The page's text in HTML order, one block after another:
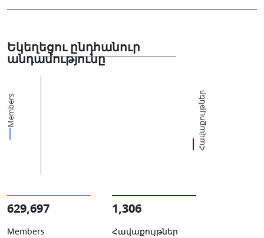
Եկեղեցու ընդհանուր
անդամությունը
Members Հավաքույթներ
629,697
Members
1,306
Հավաքույթներ